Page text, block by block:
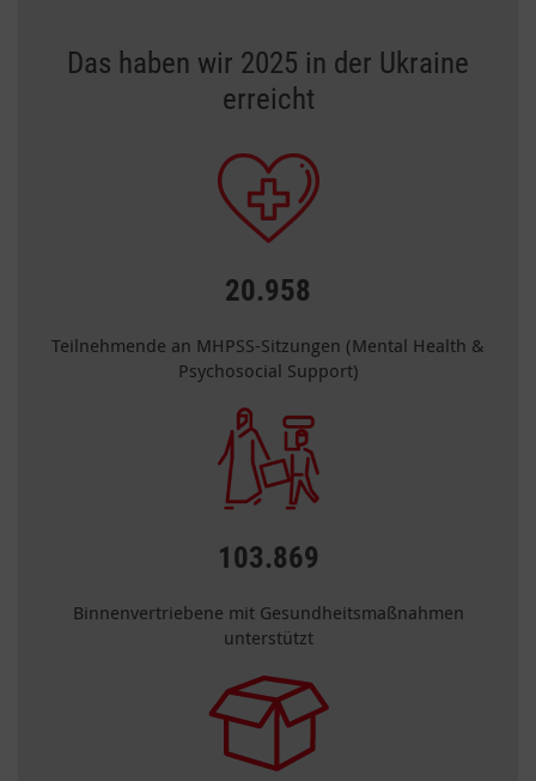
Das haben wir 2025 in der Ukraine
erreicht
20.958
Teilnehmende an MHPSS-Sitzungen (Mental Health &
Psychosocial Support)
103.869
Binnenvertriebene mit Gesundheitsmaßnahmen
unterstützt